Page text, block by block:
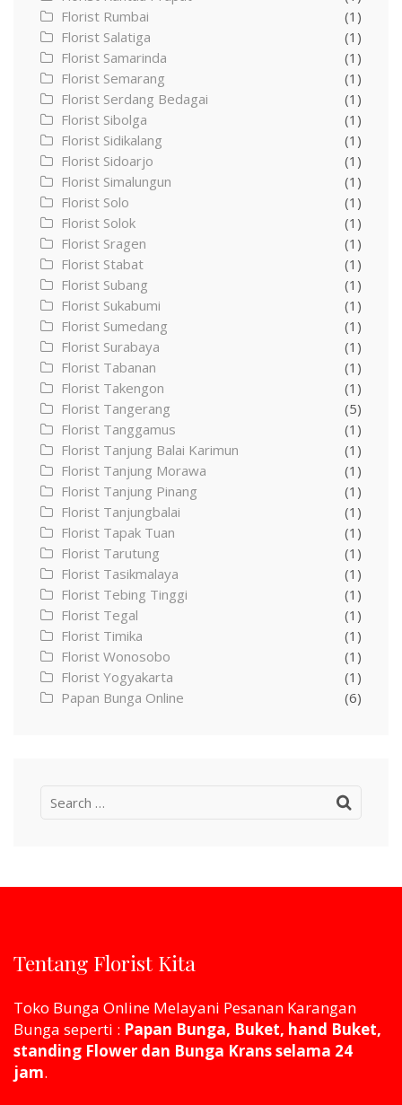
Florist Rumbai
(1)
Florist Salatiga
(1)
Florist Samarinda
(1)
Florist Semarang
(1)
Florist Serdang Bedagai
(1)
Florist Sibolga
(1)
Florist Sidikalang
(1)
Florist Sidoarjo
(1)
Florist Simalungun
(1)
Florist Solo
(1)
Florist Solok
(1)
Florist Sragen
(1)
Florist Stabat
(1)
Florist Subang
(1)
Florist Sukabumi
(1)
Florist Sumedang
(1)
Florist Surabaya
(1)
Florist Tabanan
(1)
Florist Takengon
(1)
Florist Tangerang
(5)
Florist Tanggamus
(1)
Florist Tanjung Balai Karimun
(1)
Florist Tanjung Morawa
(1)
Florist Tanjung Pinang
(1)
Florist Tanjungbalai
(1)
Florist Tapak Tuan
(1)
Florist Tarutung
(1)
Florist Tasikmalaya
(1)
Florist Tebing Tinggi
(1)
Florist Tegal
(1)
Florist Timika
(1)
Florist Wonosobo
(1)
Florist Yogyakarta
(1)
Papan Bunga Online
(6)
Search
Tentang Florist Kita
Toko Bunga Online Melayani Pesanan Karangan
Bunga seperti : Papan Bunga, Buket, hand Buket,
standing Flower dan Bunga Krans selama 24
jam.